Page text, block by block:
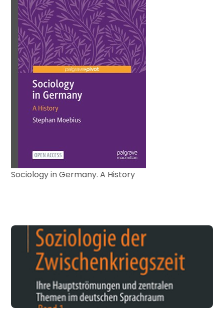
Sociology in Germany. A History